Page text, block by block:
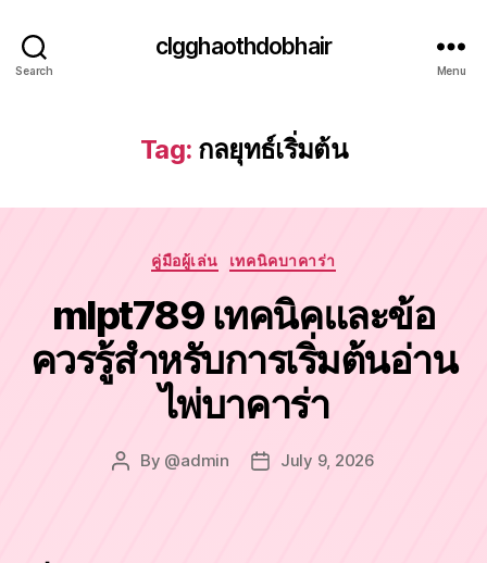
Search
clgghaothdobhair
Menu
Tag: กลยุทธ์เริ่มต้น
Categories
คู่มือผู้เล่น เทคนิคบาคาร่า
mlpt789 เทคนิคและข้อ
ควรรู้สำหรับการเริ่มต้นอ่าน
ไพ่บาคาร่า
Post
By @admin
PostJuly 9, 2026